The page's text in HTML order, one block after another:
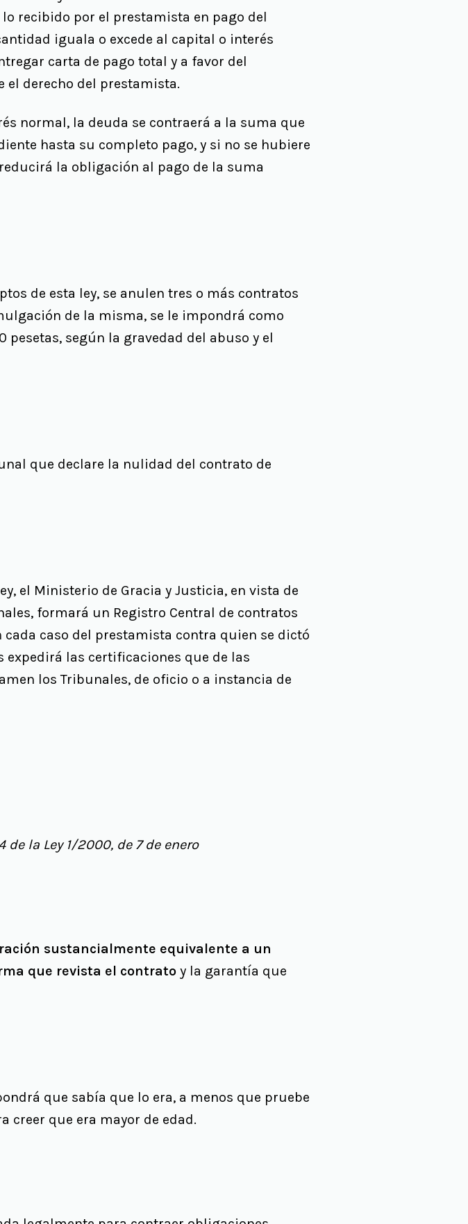
recibido por el prestamista en pago del
iguala o excede al capital o interés
carta de pago total y a favor del
el derecho del prestamista.
normal, la deuda se contraerá a la suma que
hasta su completo pago, y si no se hubiere
la obligación al pago de la suma
de esta ley, se anulen tres o más contratos
de la misma, se le impondrá como
según la gravedad del abuso y el
que declare la nulidad del contrato de
el Ministerio de Gracia y Justicia, en vista de
formará un Registro Central de contratos
caso del prestamista contra quien se dictó
expedirá las certificaciones que de las
los Tribunales, de oficio o a instancia de
la Ley 1/2000, de 7 de enero
sustancialmente equivalente a un
que revista el contrato y la garantía que
que sabía que lo era, a menos que pruebe
creer que era mayor de edad.